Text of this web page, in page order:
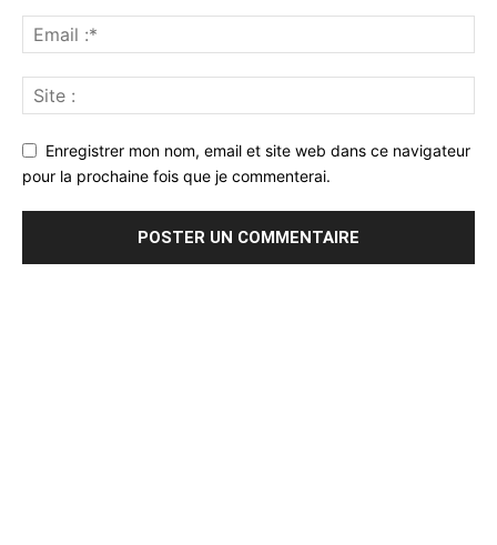
Enregistrer mon nom, email et site web dans ce navigateur
pour la prochaine fois que je commenterai.